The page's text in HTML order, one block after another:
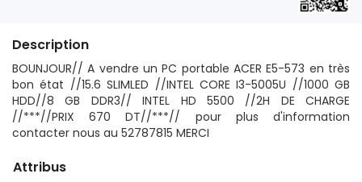
Description
BOUNJOUR// A vendre un PC portable ACER E5-573 en très
bon état //15.6 SLIMLED //INTEL CORE I3-5005U //1000 GB
HDD//8 GB DDR3// INTEL HD 5500 //2H DE CHARGE
//***//PRIX 670 DT//***// pour plus d'information
contacter nous au 52787815 MERCI
Attribus